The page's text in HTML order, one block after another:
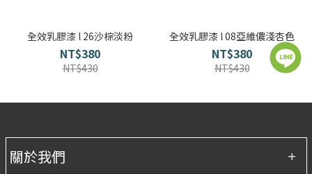
全效乳膠漆 l 26沙棕淡粉
NT$380
NT$430
全效乳膠漆 l 08亞維儂淺杏色
NT$380
NT$430